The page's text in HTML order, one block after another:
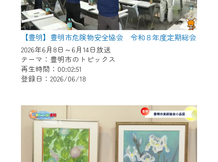
【豊明】豊明市危険物安全協会 令和８年度定期総会
2026年6月8日～6月14日放送
テーマ：豊明市のトピックス
再生時間：00:02:51
登録日：2026/06/18